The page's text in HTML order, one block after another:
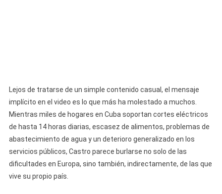
Lejos de tratarse de un simple contenido casual, el mensaje
implícito en el video es lo que más ha molestado a muchos.
Mientras miles de hogares en Cuba soportan cortes eléctricos
de hasta 14 horas diarias, escasez de alimentos, problemas de
abastecimiento de agua y un deterioro generalizado en los
servicios públicos, Castro parece burlarse no solo de las
dificultades en Europa, sino también, indirectamente, de las que
vive su propio país.